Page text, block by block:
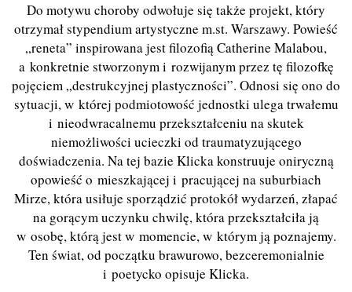
Do motywu choroby odwołuje się także projekt, który
otrzymał stypendium artystyczne m.st. Warszawy. Powieść
„reneta” inspirowana jest filozofią Catherine Malabou,
a konkretnie stworzonym i rozwijanym przez tę filozofkę
pojęciem „destrukcyjnej plastyczności”. Odnosi się ono do
sytuacji, w której podmiotowość jednostki ulega trwałemu
i nieodwracalnemu przekształceniu na skutek
niemożliwości ucieczki od traumatyzującego
doświadczenia. Na tej bazie Klicka konstruuje oniryczną
opowieść o mieszkającej i pracującej na suburbiach
Mirze, która usiłuje sporządzić protokół wydarzeń, złapać
na gorącym uczynku chwilę, która przekształciła ją
w osobę, którą jest w momencie, w którym ją poznajemy.
Ten świat, od początku brawurowo, bezceremonialnie
i poetycko opisuje Klicka.